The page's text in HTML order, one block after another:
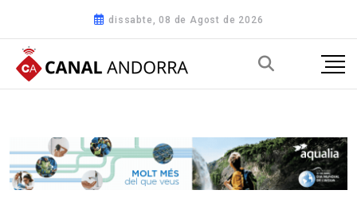
dissabte, 08 de Agost de 2026